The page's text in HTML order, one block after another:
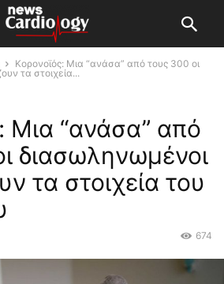
Κορονοϊός: Μια “ανάσα” από τους 300 οι
τα στοιχεία...
Μια “ανάσα” από
διασωληνωμένοι
τα στοιχεία του
674